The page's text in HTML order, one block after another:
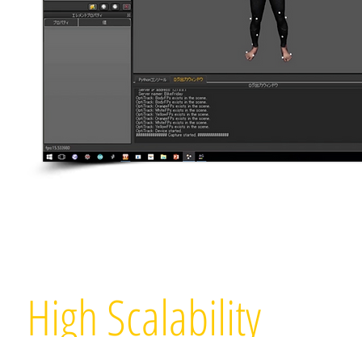
High Scalability